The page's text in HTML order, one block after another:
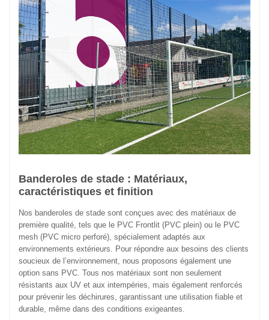
Banderoles de stade : Matériaux,
caractéristiques et finition
Nos banderoles de stade sont conçues avec des matériaux de
première qualité, tels que le PVC Frontlit (PVC plein) ou le PVC
mesh (PVC micro perforé), spécialement adaptés aux
environnements extérieurs. Pour répondre aux besoins des clients
soucieux de l’environnement, nous proposons également une
option sans PVC. Tous nos matériaux sont non seulement
résistants aux UV et aux intempéries, mais également renforcés
pour prévenir les déchirures, garantissant une utilisation fiable et
durable, même dans des conditions exigeantes.